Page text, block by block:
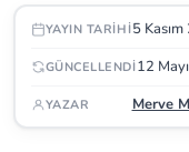
YAYIN TARIHI5
GÜNCELLENDI12
YAZAR Merve